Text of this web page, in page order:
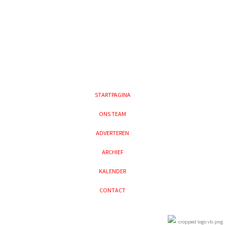
STARTPAGINA
ONS TEAM
ADVERTEREN
ARCHIEF
KALENDER
CONTACT